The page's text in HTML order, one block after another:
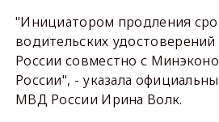
"Инициатором продления
водительских
России совместно с
России", - указала
МВД России Ирина Волк.